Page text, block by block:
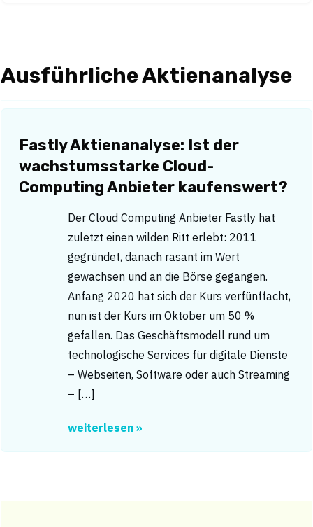
Ausführliche Aktienanalyse
Fastly Aktienanalyse: Ist der
wachstumsstarke Cloud-
Computing Anbieter kaufenswert?
Der Cloud Computing Anbieter Fastly hat
zuletzt einen wilden Ritt erlebt: 2011
gegründet, danach rasant im Wert
gewachsen und an die Börse gegangen.
Anfang 2020 hat sich der Kurs verfünffacht,
nun ist der Kurs im Oktober um 50 %
gefallen. Das Geschäftsmodell rund um
technologische Services für digitale Dienste
– Webseiten, Software oder auch Streaming
– […]
weiterlesen »